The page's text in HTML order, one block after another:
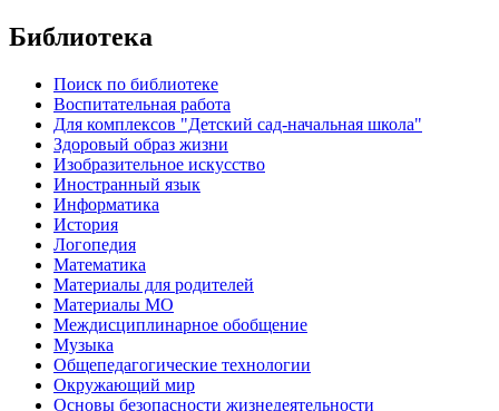
Библиотека
Поиск по библиотеке
Воспитательная работа
Для комплексов "Детский сад-начальная школа"
Здоровый образ жизни
Изобразительное искусство
Иностранный язык
Информатика
История
Логопедия
Математика
Материалы для родителей
Материалы МО
Междисциплинарное обобщение
Музыка
Общепедагогические технологии
Окружающий мир
Основы безопасности жизнедеятельности